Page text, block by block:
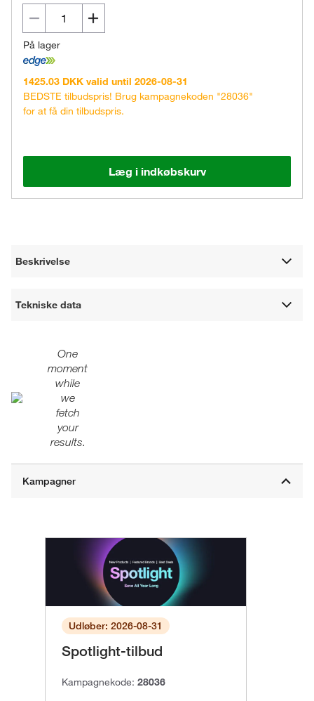
På lager
1425.03 DKK valid until 2026-08-31
BEDSTE tilbudspris! Brug kampagnekoden "28036"
for at få din tilbudspris.
Læg i indkøbskurv
Beskrivelse
Tekniske data
One
moment
while
we
fetch
your
results.
Udløber: 2026-08-31
Spotlight-tilbud
Kampagnekode: 28036